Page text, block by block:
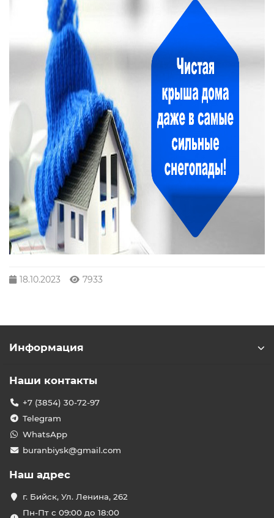
18.10.2023 7933
Информация
Наши контакты
+7 (3854) 30-72-97
Telegram
WhatsApp
buranbiysk@gmail.com
Наш адрес
г. Бийск, Ул. Ленина, 262
Пн-Пт с 09:00 до 18:00